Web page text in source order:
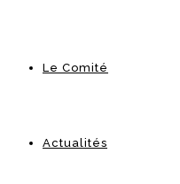
Le Comité
Actualités